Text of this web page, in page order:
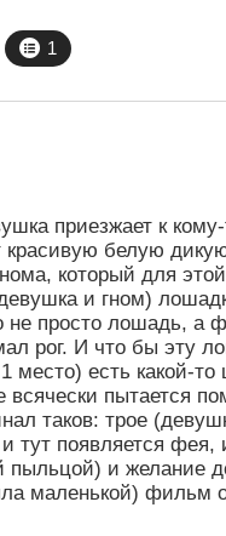
1
приезжает к
белую
который для
и гном)
не просто лошадь, а
рог. И что бы эту
место) есть какой-
пытается
таков: трое
тут появляется фея,
и желание
маленькой) фильм